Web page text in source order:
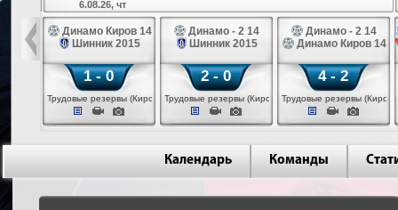
14
6.08.26, чт
Динамо Киров 14
Шинник 2015
1 - 0
Трудовые резервы (Киров)
Динамо - 2 14
Шинник 2015
2 - 0
Трудовые резервы (Киров)
Динамо - 2 14
Динамо Киров 14
4 - 2
Трудовые резервы (Киров)
Календарь Команды